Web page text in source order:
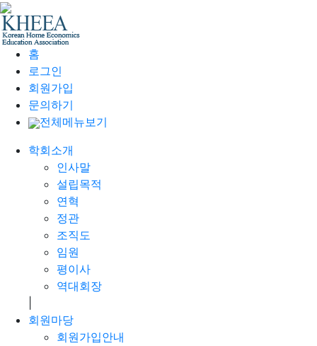
홈
로그인
회원가입
문의하기
전체메뉴보기
학회소개
인사말
설립목적
연혁
정관
조직도
임원
평이사
역대회장
회원마당
회원가입안내